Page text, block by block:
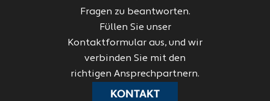
Fragen zu beantworten.
Füllen Sie unser
Kontaktformular aus, und wir
verbinden Sie mit den
richtigen Ansprechpartnern.
KONTAKT